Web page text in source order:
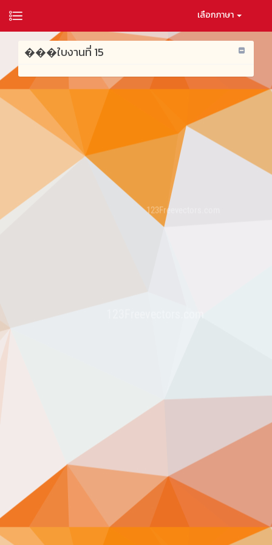
เลือกภาษา
���ใบงานที่ 15